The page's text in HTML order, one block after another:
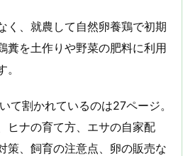
く、就農して自然卵養鶏で初期
糞を土作りや野菜の肥料に利用
て割かれているのは27ページ。
ヒナの育て方、エサの自家配
策、飼育の注意点、卵の販売な